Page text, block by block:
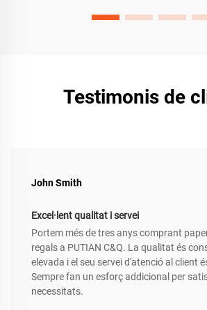
Testimonis de
John Smith
Excel·lent qualitat i servei
Portem més de tres anys comprant
regals a PUTIAN C&Q. La qualitat és
elevada i el seu servei d'atenció al client
Sempre fan un esforç addicional per
necessitats.